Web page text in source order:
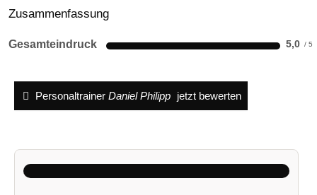
Zusammenfassung
Gesamteindruck 5,0
Personaltrainer Daniel Philipp jetzt bewerten